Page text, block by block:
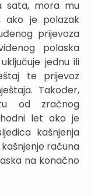
sata, mora mu
ako je polazak
prijevoza
polaska
jednu ili
te prijevoz
Također,
od zračnog
let ako je
kašnjenja
računa
na konačno